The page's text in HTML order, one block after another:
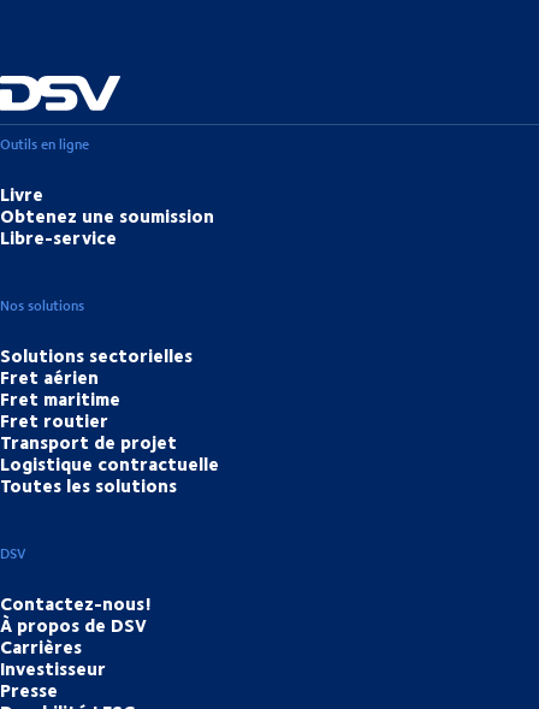
Outils en ligne
Livre
Obtenez une soumission
Libre-service
Nos solutions
Solutions sectorielles
Fret aérien
Fret maritime
Fret routier
Transport de projet
Logistique contractuelle
Toutes les solutions
DSV
Contactez-nous!
À propos de DSV
Carrières
Investisseur
Presse